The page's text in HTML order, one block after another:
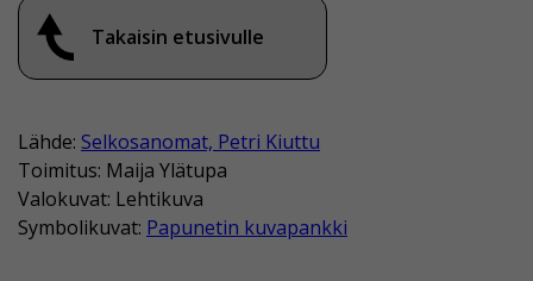
Takaisin etusivulle
Lähde: Selkosanomat, Petri Kiuttu
Toimitus: Maija Ylätupa
Valokuvat: Lehtikuva
Symbolikuvat: Papunetin kuvapankki